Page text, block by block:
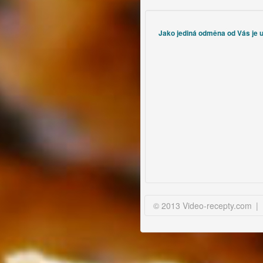
Jako jediná odměna od Vás je
© 2013 Video-recepty.com |